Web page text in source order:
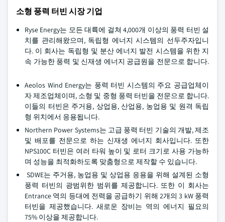
소형 풍력 터빈 시장 기업
Ryse Energy는 모든 대륙에 걸쳐 4,000개 이상의 풍력 터빈 설
치를 관리해왔으며, 독립형 에너지 시스템의 선두주자입니
다. 이 회사는 독립형 및 분산 에너지 발전 시스템을 위한 지
속 가능한 풍력 및 신재생 에너지 공급원을 전문으로 합니다.
Aeolos Wind Energy는 풍력 터빈 시스템의 주요 공급업체이
자 제조업체이며, 소형 및 중형 풍력 터빈을 전문으로 합니다.
이들의 터빈은 주거용, 상업용, 산업용, 농업용 및 원격 독립
형 위치에서 응용됩니다.
Northern Power Systems는 고급 풍력 터빈 기술의 개발, 제조
및 배포를 전문으로 하는 신재생 에너지 회사입니다. 또한
NPS100C 터빈은 여러 타워 높이 및 로터 크기로 사용 가능하
며 성능을 최적화하도록 맞춤형으로 제작할 수 있습니다.
SDWE는 주거용, 농업용 및 상업용 응용을 위해 설계된 소형
풍력 터빈의 광범위한 범위를 제공합니다. 또한 이 회사는
Entrance 역의 등대에 전력을 공급하기 위해 2개의 3 kW 풍력
터빈을 제공했습니다. 새로운 장비는 역의 에너지 필요의
75% 이상을 제공합니다.